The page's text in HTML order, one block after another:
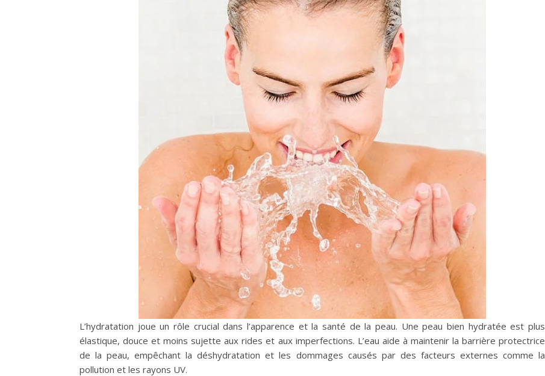
L’hydratation joue un rôle crucial dans l’apparence et la santé de la peau. Une peau bien hydratée est plus
élastique, douce et moins sujette aux rides et aux imperfections. L’eau aide à maintenir la barrière protectrice
de la peau, empêchant la déshydratation et les dommages causés par des facteurs externes comme la
pollution et les rayons UV.